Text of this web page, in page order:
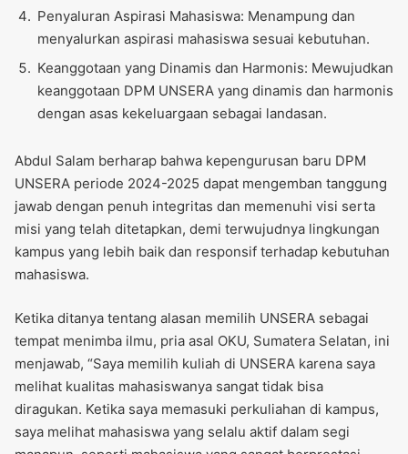
Penyaluran Aspirasi Mahasiswa: Menampung dan
menyalurkan aspirasi mahasiswa sesuai kebutuhan.
Keanggotaan yang Dinamis dan Harmonis: Mewujudkan
keanggotaan DPM UNSERA yang dinamis dan harmonis
dengan asas kekeluargaan sebagai landasan.
Abdul Salam berharap bahwa kepengurusan baru DPM
UNSERA periode 2024-2025 dapat mengemban tanggung
jawab dengan penuh integritas dan memenuhi visi serta
misi yang telah ditetapkan, demi terwujudnya lingkungan
kampus yang lebih baik dan responsif terhadap kebutuhan
mahasiswa.
Ketika ditanya tentang alasan memilih UNSERA sebagai
tempat menimba ilmu, pria asal OKU, Sumatera Selatan, ini
menjawab, “Saya memilih kuliah di UNSERA karena saya
melihat kualitas mahasiswanya sangat tidak bisa
diragukan. Ketika saya memasuki perkuliahan di kampus,
saya melihat mahasiswa yang selalu aktif dalam segi